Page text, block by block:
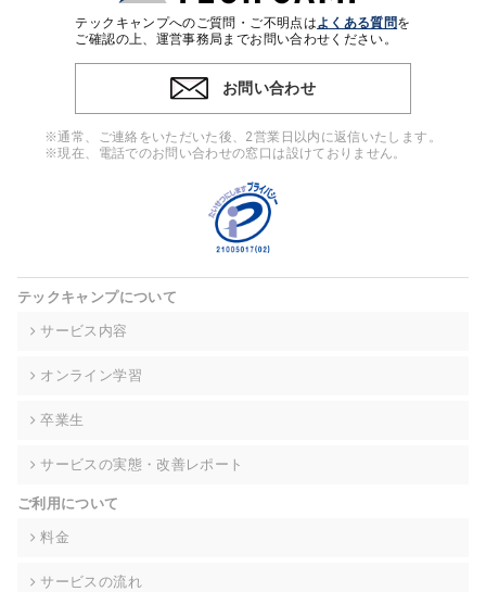
※上記の利用目的に基づいた本人への連絡及び配信について
4. 個人情報の第三者提供
ンをとるために、氏名等の一部の情報をサービス内で使用する
チャットツールで発信することにより、本サービスの他の利用
者等に提供することがあります。
当社は事業運営上、前項利用目的の範囲に限って個人情報を外
高い委託先を選定し、個人情報の適正管理・機密保持について
個人情報の開示等(利用目的の通知、開示、内容の訂正・追加・
て、下記の当社問合わせ窓口に申し出ることができます。その
的な期間内に対応いたします。ただし、申請が本人確認が不可
により、ご希望に添えない場合があります。 なお、アクセスロ
グなどの個人情報以外の情報については、原則として開示等は
テックキャンプへのご質問・ご不明点はよくある質問を
ご確認の上、運営事務局までお問い合わせください。
お問い合わせ
※通常、ご連絡をいただいた後、2営業日以内に返信いたします。
※現在、電話でのお問い合わせの窓口は設けておりません。
テックキャンプについて
サービス内容
オンライン学習
卒業生
サービスの実態・改善レポート
ご利用について
料金
サービスの流れ